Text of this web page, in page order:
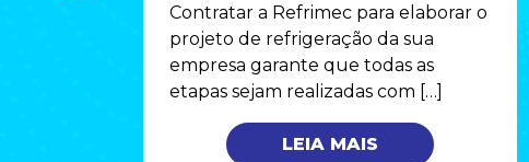
Contratar a Refrimec para elaborar o
projeto de refrigeração da sua
empresa garante que todas as
etapas sejam realizadas com […]
LEIA MAIS